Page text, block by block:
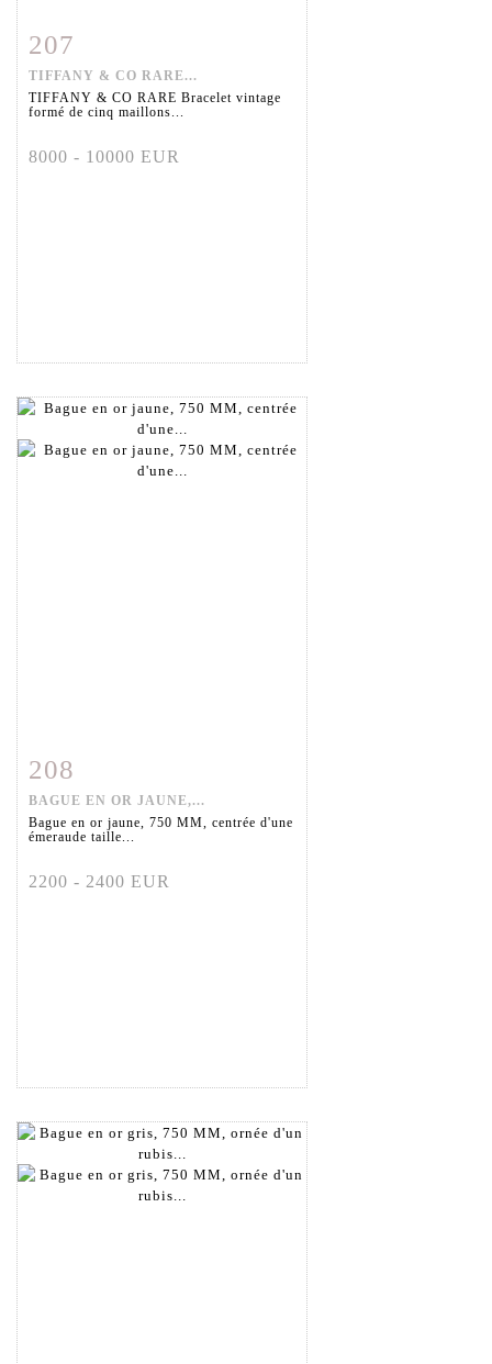
Fiche détaillée
207
TIFFANY & CO RARE...
TIFFANY & CO RARE Bracelet vintage
formé de cinq maillons...
8000 - 10000 EUR
Fiche détaillée
208
BAGUE EN OR JAUNE,...
Bague en or jaune, 750 MM, centrée d'une
émeraude taille...
2200 - 2400 EUR